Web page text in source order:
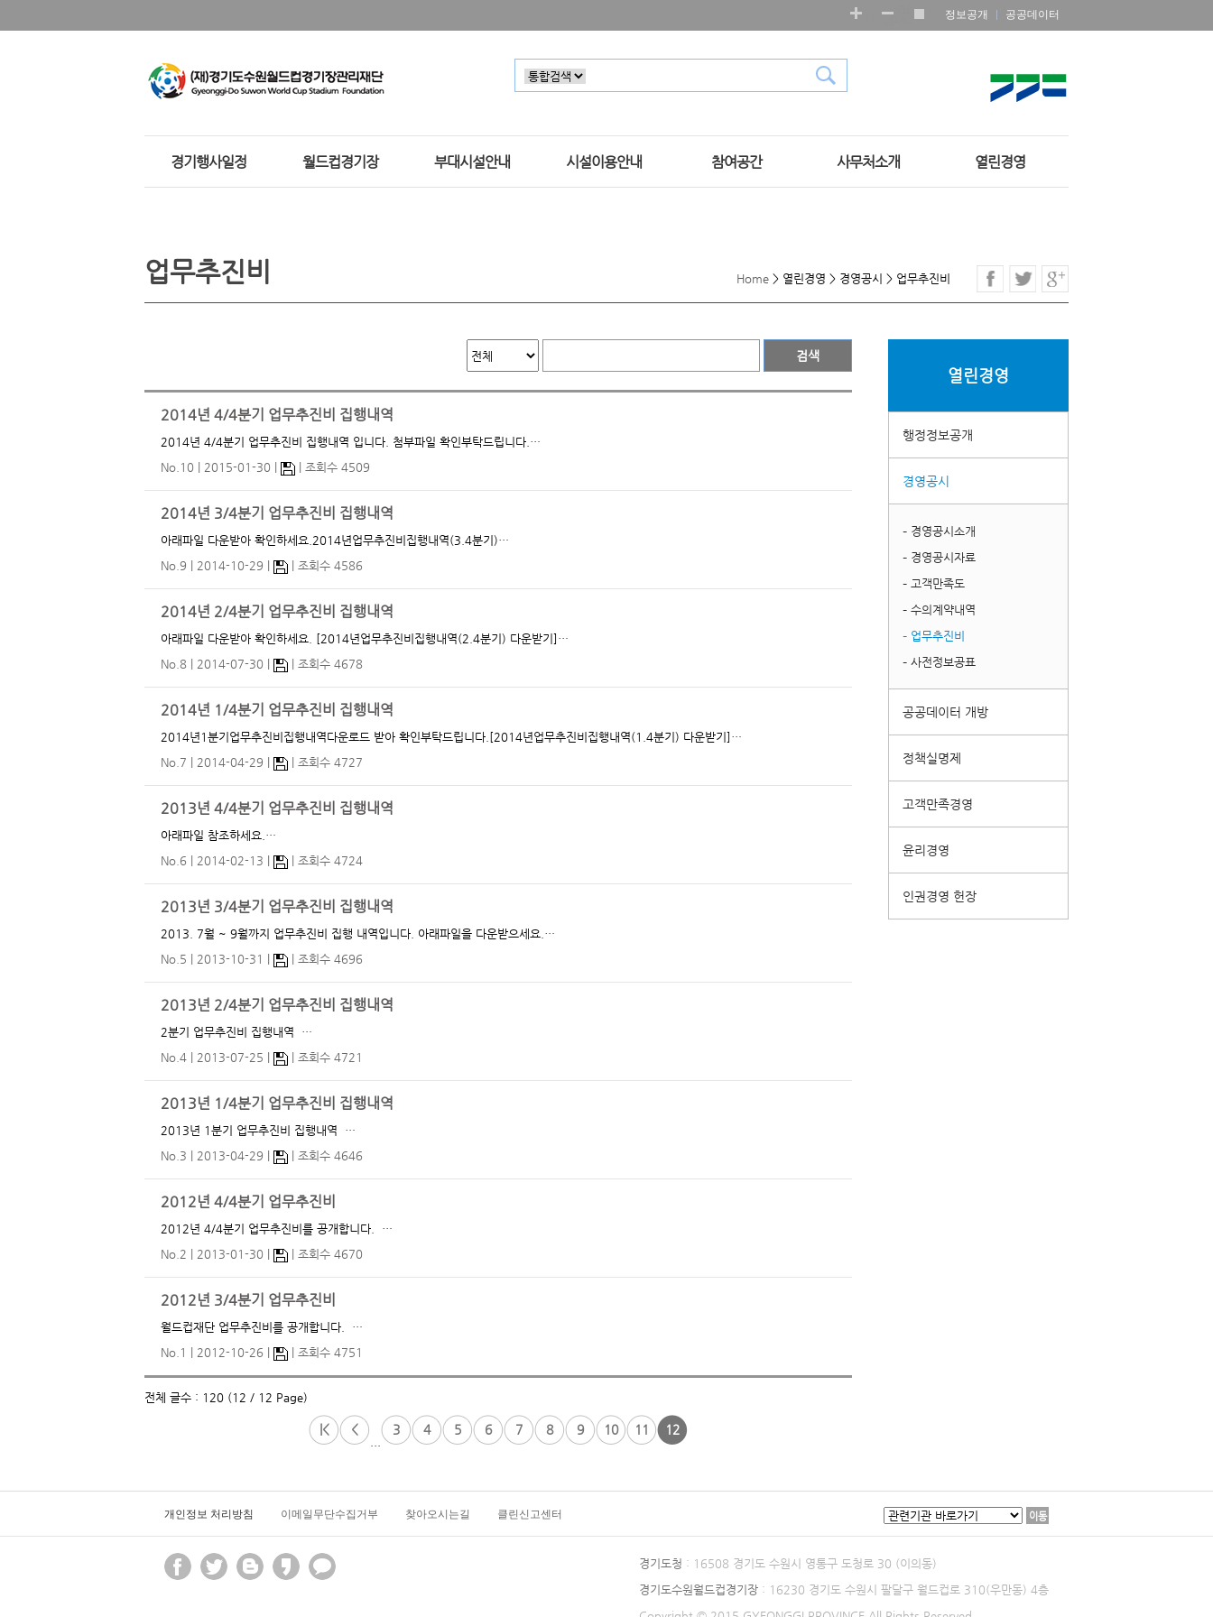
정보공개 공공데이터
경기행사일정 월드컵경기장 부대시설안내 시설이용안내 참여공간 사무처소개 열린경영
Home > 열린경영 > 경영공시 > 업무추진비
업무추진비
열린경영
행정정보공개
경영공시
– 경영공시소개
– 경영공시자료
– 고객만족도
– 수의계약내역
– 업무추진비
– 사전정보공표
공공데이터 개방
정책실명제
고객만족경영
윤리경영
인권경영 헌장
2014년 4/4분기 업무추진비 집행내역
2014년 4/4분기 업무추진비 집행내역 입니다. 첨부파일 확인부탁드립니다.…
No.10
2015-01-30 조회수 4509
2014년 3/4분기 업무추진비 집행내역
아래파일 다운받아 확인하세요.2014년업무추진비집행내역(3.4분기)…
No.9
2014-10-29 조회수 4586
2014년 2/4분기 업무추진비 집행내역
아래파일 다운받아 확인하세요. [2014년업무추진비집행내역(2.4분기) 다운받기]…
No.8
2014-07-30 조회수 4678
2014년 1/4분기 업무추진비 집행내역
2014년1분기업무추진비집행내역다운로드 받아 확인부탁드립니다.[2014년업무추진비집행내역(1.4분기) 다운받기]…
No.7
2014-04-29 조회수 4727
2013년 4/4분기 업무추진비 집행내역
아래파일 참조하세요.…
No.6
2014-02-13 조회수 4724
2013년 3/4분기 업무추진비 집행내역
2013. 7월 ~ 9월까지 업무추진비 집행 내역입니다. 아래파일을 다운받으세요.…
No.5
2013-10-31 조회수 4696
2013년 2/4분기 업무추진비 집행내역
2분기 업무추진비 집행내역 …
No.4
2013-07-25 조회수 4721
2013년 1/4분기 업무추진비 집행내역
2013년 1분기 업무추진비 집행내역 …
No.3
2013-04-29 조회수 4646
2012년 4/4분기 업무추진비
2012년 4/4분기 업무추진비를 공개합니다. …
No.2
2013-01-30 조회수 4670
2012년 3/4분기 업무추진비
월드컵재단 업무추진비를 공개합니다. …
No.1
2012-10-26 조회수 4751
전체 글수 : 120 (12 / 12 Page)
|< < 3 4 5 6 7 8 9 10 11 12
개인정보 처리방침 이메일무단수집거부 찾아오시는길 클린신고센터 이동
경기도청 : 16508 경기도 수원시 영통구 도청로 30 (이의동)
경기도수원월드컵경기장 : 16230 경기도 수원시 팔달구 월드컵로 310(우만동) 4층